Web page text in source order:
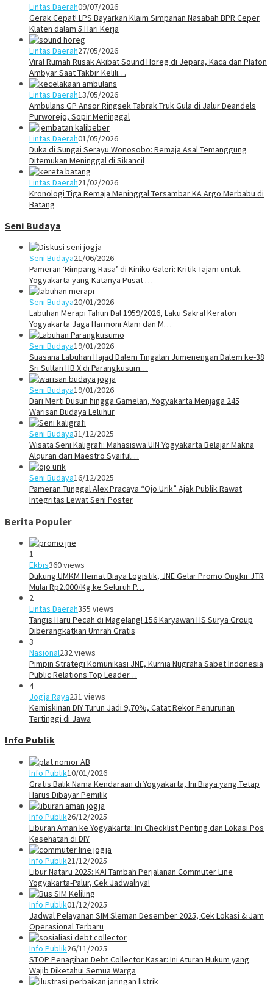
Lintas Daerah09/07/2026
Gerak Cepat! LPS Bayarkan Klaim Simpanan Nasabah BPR Ceper
Klaten dalam 5 Hari Kerja
Lintas Daerah27/05/2026
Viral Rumah Rusak Akibat Sound Horeg di Jepara, Kaca dan Plafon
Ambyar Saat Takbir Kelili…
Lintas Daerah13/05/2026
Ambulans GP Ansor Ringsek Tabrak Truk Gula di Jalur Deandels
Purworejo, Sopir Meninggal
Lintas Daerah01/05/2026
Duka di Sungai Serayu Wonosobo: Remaja Asal Temanggung
Ditemukan Meninggal di Sikancil
Lintas Daerah21/02/2026
Kronologi Tiga Remaja Meninggal Tersambar KA Argo Merbabu di
Batang
Seni Budaya
Seni Budaya21/06/2026
Pameran ‘Rimpang Rasa’ di Kiniko Galeri: Kritik Tajam untuk
Yogyakarta yang Katanya Pusat …
Seni Budaya20/01/2026
Labuhan Merapi Tahun Dal 1959/2026, Laku Sakral Keraton
Yogyakarta Jaga Harmoni Alam dan M…
Seni Budaya19/01/2026
Suasana Labuhan Hajad Dalem Tingalan Jumenengan Dalem ke-38
Sri Sultan HB X di Parangkusum…
Seni Budaya19/01/2026
Dari Merti Dusun hingga Gamelan, Yogyakarta Menjaga 245
Warisan Budaya Leluhur
Seni Budaya31/12/2025
Wisata Seni Kaligrafi: Mahasiswa UIN Yogyakarta Belajar Makna
Alquran dari Maestro Syaiful…
Seni Budaya16/12/2025
Pameran Tunggal Alex Pracaya “Ojo Urik” Ajak Publik Rawat
Integritas Lewat Seni Poster
Berita Populer
1
Ekbis360 views
Dukung UMKM Hemat Biaya Logistik, JNE Gelar Promo Ongkir JTR
Mulai Rp2.000/Kg ke Seluruh P…
2
Lintas Daerah355 views
Tangis Haru Pecah di Magelang! 156 Karyawan HS Surya Group
Diberangkatkan Umrah Gratis
3
Nasional232 views
Pimpin Strategi Komunikasi JNE, Kurnia Nugraha Sabet Indonesia
Public Relations Top Leader…
4
Jogja Raya231 views
Kemiskinan DIY Turun Jadi 9,70%, Catat Rekor Penurunan
Tertinggi di Jawa
Info Publik
Info Publik10/01/2026
Gratis Balik Nama Kendaraan di Yogyakarta, Ini Biaya yang Tetap
Harus Dibayar Pemilik
Info Publik26/12/2025
Liburan Aman ke Yogyakarta: Ini Checklist Penting dan Lokasi Pos
Kesehatan di DIY
Info Publik21/12/2025
Libur Nataru 2025: KAI Tambah Perjalanan Commuter Line
Yogyakarta-Palur, Cek Jadwalnya!
Info Publik01/12/2025
Jadwal Pelayanan SIM Sleman Desember 2025, Cek Lokasi & Jam
Operasional Terbaru
Info Publik26/11/2025
STOP Penagihan Debt Collector Kasar: Ini Aturan Hukum yang
Wajib Diketahui Semua Warga